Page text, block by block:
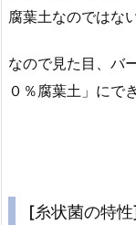
腐葉土なのではな
なので見た目、バ
０％腐葉土」にで
[糸状菌の特